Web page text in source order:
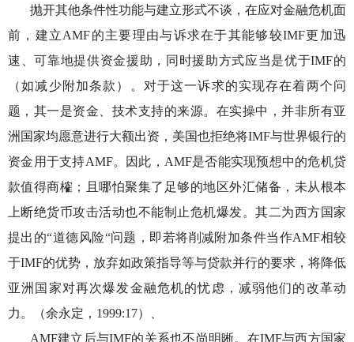
抛开其他条件性功能与建立形式不谈，在应对金融危机面
前，建立AMF的主要理由与诉求在于其能够较IMF更加迅
速、可靠地提供资金援助，同时援助方式应当是优于IMF的
（如减少附加条款）。对于这一诉求的实现存在着两个问
题，其一是资金、技术支持的来源。在实操中，并非所有亚
洲国家均愿意进行大额出资，美国也拒绝将IMF与世界银行的
资金用于支持AMF。因此，AMF是否能实现预想中的危机贷
款值得商榷；且哪怕聚集了足够的地区外汇储备，未从根本
上断绝货币攻击活动也不能制止危机爆发。其二为西方国家
提出的“道德风险“问题，即若将削减附加条件当作AMF相较
于IMF的优势，放弃如政策指导等与贷款并行的要求，将降低
亚洲国家对再次爆发金融危机的忧虑，减弱他们的改革动
力。（余永定，1999:17）
AMF建立后与IMF的关系也不尚明晰。在IMF与西方国家